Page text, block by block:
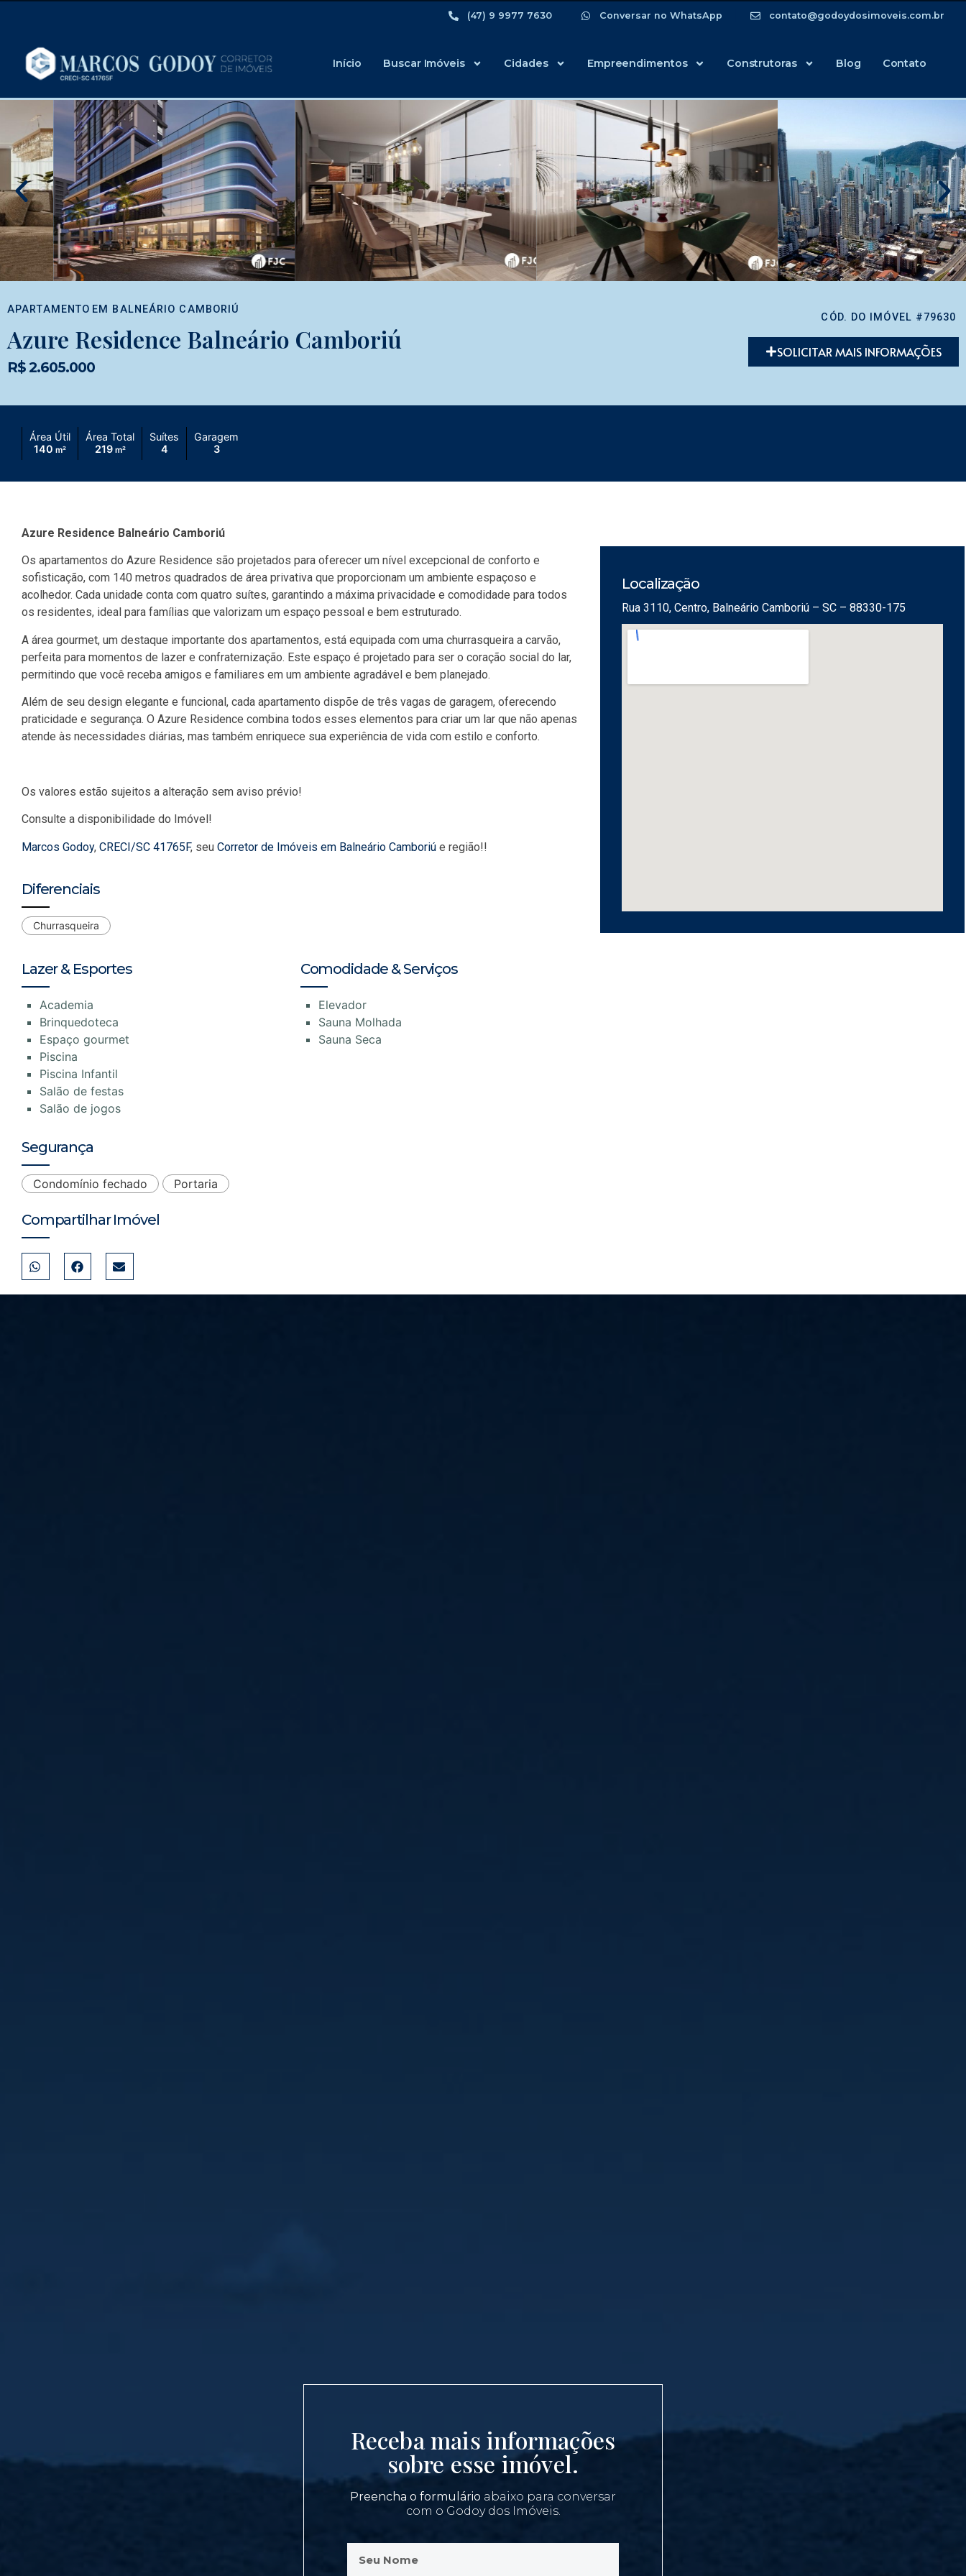
(47) 9 9977 7630 Conversar no WhatsApp contato@godoydosimoveis.com.br
Início Buscar Imóveis Cidades Empreendimentos Construtoras Blog Contato
APARTAMENTO EM BALNEÁRIO CAMBORIÚ
Azure Residence Balneário Camboriú
R$ 2.605.000
CÓD. DO IMÓVEL #79630
SOLICITAR MAIS INFORMAÇÕES
Área Útil
140 m²
Área Total
219m²
Suítes
4
Garagem
3
Azure Residence Balneário Camboriú
Os apartamentos do Azure Residence são projetados para oferecer um nível excepcional de conforto e
sofisticação, com 140 metros quadrados de área privativa que proporcionam um ambiente espaçoso e
acolhedor. Cada unidade conta com quatro suítes, garantindo a máxima privacidade e comodidade para todos
os residentes, ideal para famílias que valorizam um espaço pessoal e bem estruturado.
A área gourmet, um destaque importante dos apartamentos, está equipada com uma churrasqueira a carvão,
perfeita para momentos de lazer e confraternização. Este espaço é projetado para ser o coração social do lar,
permitindo que você receba amigos e familiares em um ambiente agradável e bem planejado.
Além de seu design elegante e funcional, cada apartamento dispõe de três vagas de garagem, oferecendo
praticidade e segurança. O Azure Residence combina todos esses elementos para criar um lar que não apenas
atende às necessidades diárias, mas também enriquece sua experiência de vida com estilo e conforto.
Os valores estão sujeitos a alteração sem aviso prévio!
Consulte a disponibilidade do Imóvel!
Marcos Godoy, CRECI/SC 41765F, seu Corretor de Imóveis em Balneário Camboriú e região!!
Diferenciais
Churrasqueira
Lazer & Esportes
Academia
Brinquedoteca
Espaço gourmet
Piscina
Piscina Infantil
Salão de festas
Salão de jogos
Comodidade & Serviços
Elevador
Sauna Molhada
Sauna Seca
Segurança
Condomínio fechado Portaria
Compartilhar Imóvel
Localização
Rua 3110, Centro, Balneário Camboriú – SC – 88330-175
Receba mais informações
sobre esse imóvel.
Preencha o formulário abaixo para conversar
com o Godoy dos Imóveis.